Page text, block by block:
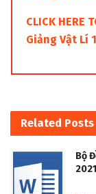
CLICK HERE
Giảng Vật Lí
Related Posts
Bộ
2021